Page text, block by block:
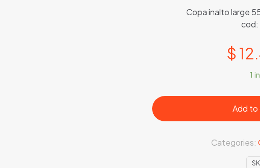
Copa inalto large
cod:
$
1
Add to
Categories: